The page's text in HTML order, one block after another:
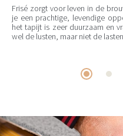
Frisé zorgt voor leven in de
je een prachtige, levendige
het tapijt is zeer duurzaam en
wel de lusten, maar niet de